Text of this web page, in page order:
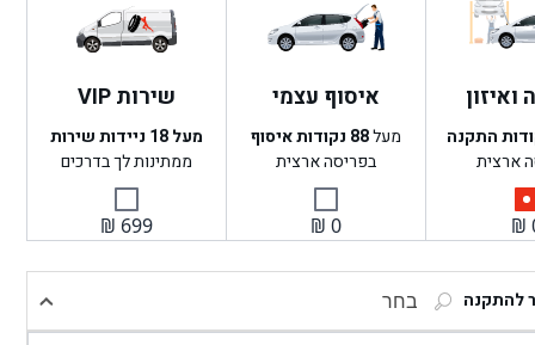
התקנה
ארצית
₪
איסוף עצמי
מעל88 נקודות איסוף
בפריסה ארצית
₪ 0
שירות VIP
מעל 18 ניידות שירות
ממתינות לך בדרכים
₪ 699
להתקנה בחר